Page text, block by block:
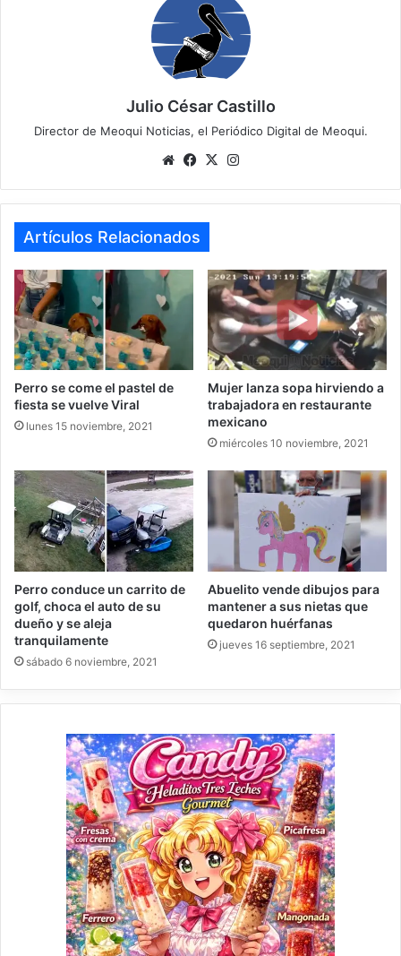
Julio César Castillo
Director de Meoqui Noticias, el Periódico Digital de Meoqui.
We
te
Fa
bo
ok
X
ra
Artículos Relacionados
Perro se come el pastel de
fiesta se vuelve Viral
lunes 15 noviembre, 2021
Mujer lanza sopa hirviendo a
trabajadora en restaurante
mexicano
miércoles 10 noviembre, 2021
Perro conduce un carrito de
golf, choca el auto de su
dueño y se aleja
tranquilamente
sábado 6 noviembre, 2021
Abuelito vende dibujos para
mantener a sus nietas que
quedaron huérfanas
jueves 16 septiembre, 2021